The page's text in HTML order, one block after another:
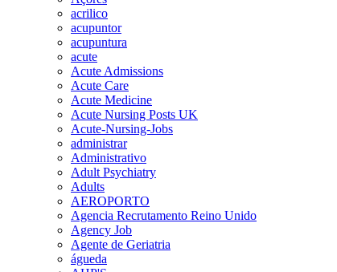
acrilico
acupuntor
acupuntura
acute
Acute Admissions
Acute Care
Acute Medicine
Acute Nursing Posts UK
Acute-Nursing-Jobs
administrar
Administrativo
Adult Psychiatry
Adults
AEROPORTO
Agencia Recrutamento Reino Unido
Agency Job
Agente de Geriatria
águeda